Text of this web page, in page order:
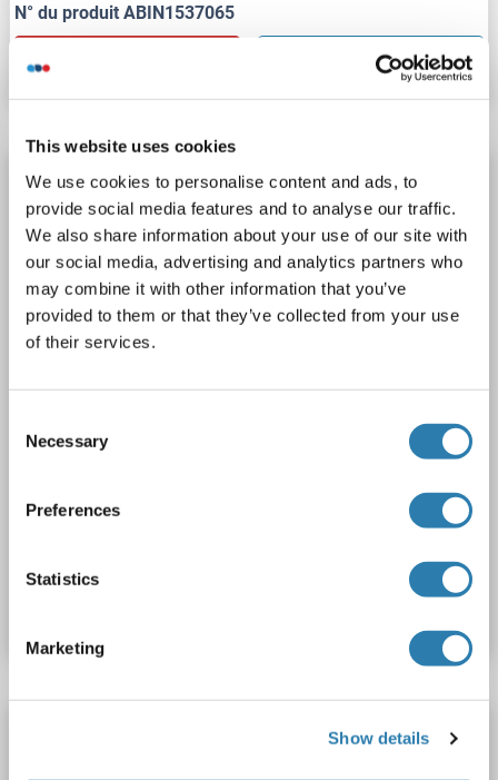
This website uses cookies
We use cookies to personalise content and ads, to
provide social media features and to analyse our traffic.
We also share information about your use of our site with
our social media, advertising and analytics partners who
may combine it with other information that you’ve
provided to them or that they’ve collected from your use
of their services.
Selection
Necessary
Preferences
Statistics
Marketing
Show details
N° du produit ABIN1537065
Détails
UST anticorps (N-Term)
UST Reactivité: Humain, Chien, Souris, Rat, Cobaye, Cheval, Lapin
WB
Hôte: Lapin
Polyclonal unconjugated
2 images